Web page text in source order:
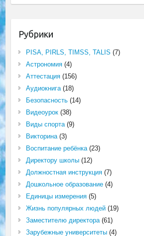
Рубрики
PISA, PIRLS, TIMSS, TALIS (7)
Астрономия(4)
Аттестация(156)
Аудиокнига(18)
Безопасность(14)
Видеоурок(38)
Виды спорта(9)
Викторина(3)
Воспитание ребёнка(23)
Директору школы(12)
Должностная инструкция(7)
Дошкольное образование(4)
Единицы измерения(5)
Жизнь популярных людей(19)
Заместителю директора(61)
Зарубежные университеты(4)